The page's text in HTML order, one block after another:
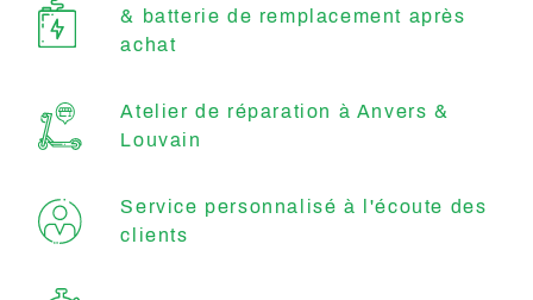
& batterie de remplacement après
achat
Atelier de réparation à Anvers &
Louvain
Service personnalisé à l'écoute des
clients